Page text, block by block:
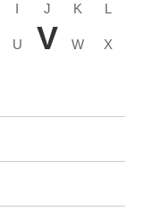
I J K L
U V W X